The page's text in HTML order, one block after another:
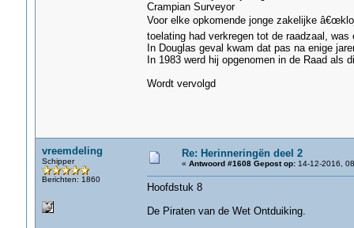
Crampian Surveyor
Voor elke opkomende jonge zakelijke
toelating had verkregen tot de raadzaal,
In Douglas geval kwam dat pas na enige
In 1983 werd hij opgenomen in de Raad als
Wordt vervolgd
vreemdeling
Schipper
Berichten: 1860
Re: Herinneringën deel 2
« Antwoord #1608 Gepost op:14-12-2016,
Hoofdstuk 8
De Piraten van de Wet Ontduiking.